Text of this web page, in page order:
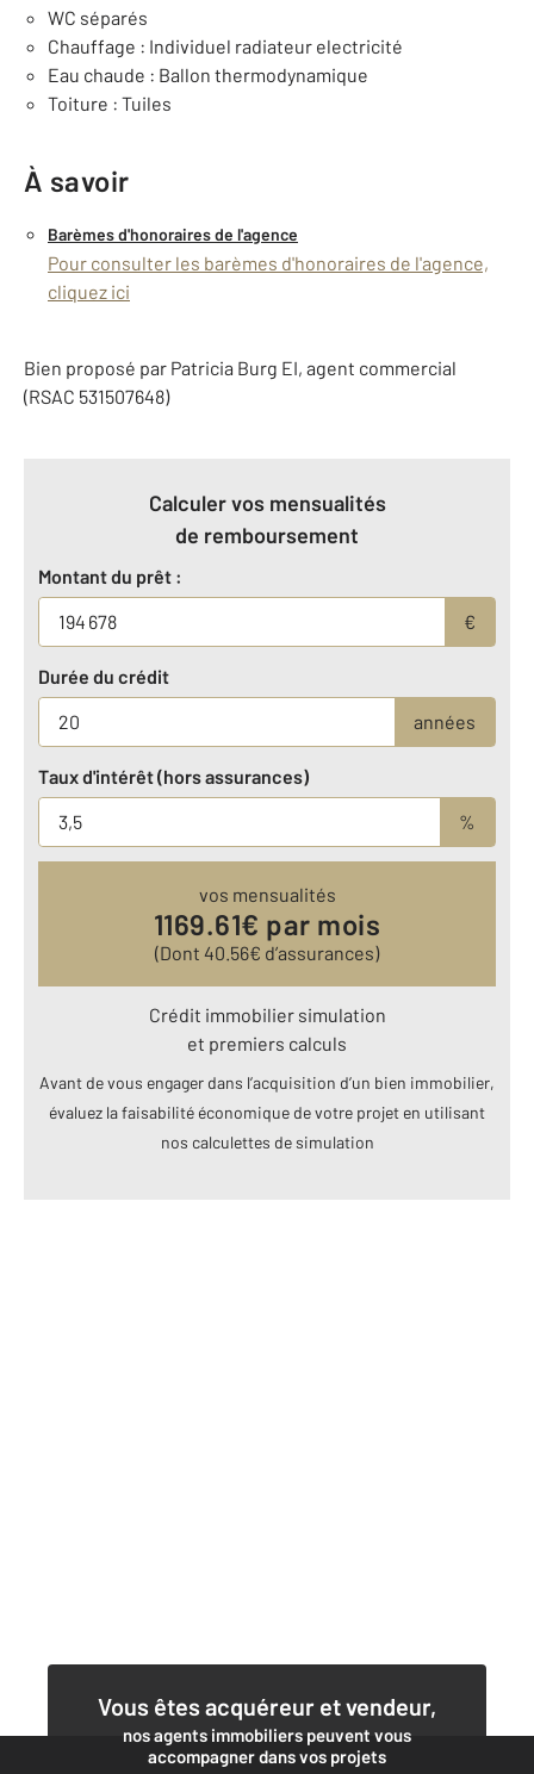
WC séparés
Chauffage : Individuel radiateur electricité
Eau chaude : Ballon thermodynamique
Toiture : Tuiles
À savoir
Barèmes d'honoraires de l'agence
Pour consulter les barèmes d'honoraires de l'agence,
cliquez ici
Bien proposé par Patricia Burg EI, agent commercial
(RSAC 531507648)
Calculer vos mensualités
de remboursement
Montant du prêt :
€
Durée du crédit
années
Taux d'intérêt (hors assurances)
%
vos mensualités
1169.61€ par mois
(Dont 40.56€ d’assurances)
Crédit immobilier simulation
et premiers calculs
Avant de vous engager dans l’acquisition d’un bien immobilier,
évaluez la faisabilité économique de votre projet en utilisant
nos calculettes de simulation
Vous êtes acquéreur et vendeur,
nos agents immobiliers peuvent vous
accompagner dans vos projets